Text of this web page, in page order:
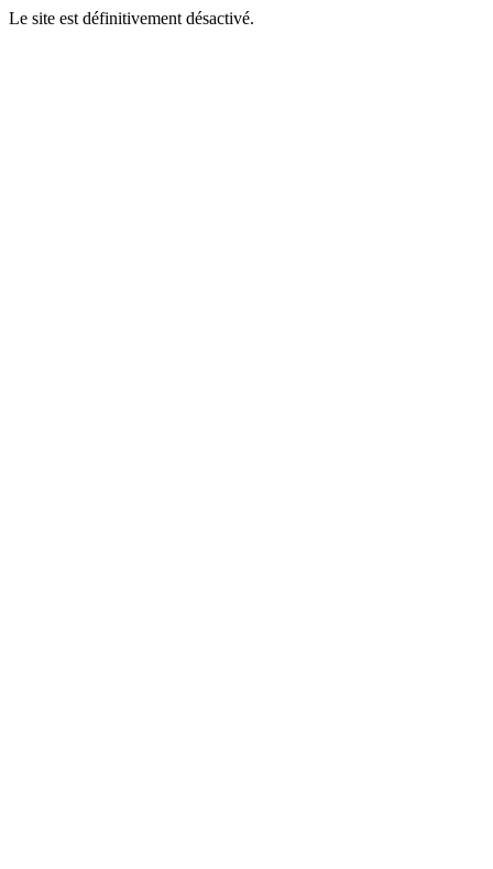
Le site est définitivement désactivé.